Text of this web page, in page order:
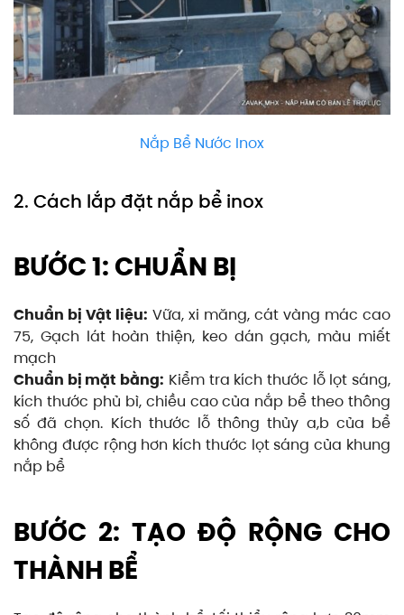
Nắp Bể Nước Inox
2. Cách lắp đặt nắp bể inox
BƯỚC 1: CHUẨN BỊ
Chuẩn bị Vật liệu: Vữa, xi măng, cát vàng mác cao
75, Gạch lát hoàn thiện, keo dán gạch, màu miết
mạch
Chuẩn bị mặt bằng: Kiểm tra kích thước lỗ lọt sáng,
kích thước phủ bì, chiều cao của nắp bể theo thông
số đã chọn. Kích thước lỗ thông thủy a,b của bể
không được rộng hơn kích thước lọt sáng của khung
nắp bể
BƯỚC 2: TẠO ĐỘ RỘNG CHO
THÀNH BỂ